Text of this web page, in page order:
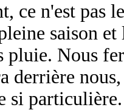
ce n'est pas
saison
pluie. Nous
derrière
si particulière.